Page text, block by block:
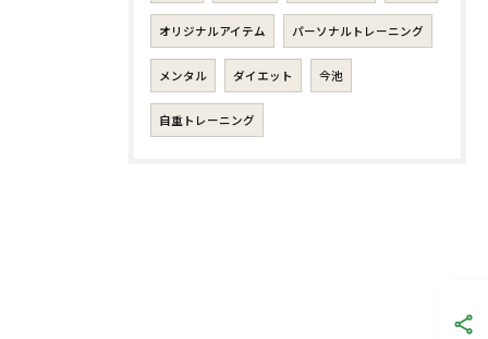
オリジナルアイテム パーソナルトレーニング
メンタル ダイエット 今池
自重トレーニング